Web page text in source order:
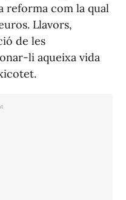
reforma com la qual
Llavors,
de les
li aqueixa vida